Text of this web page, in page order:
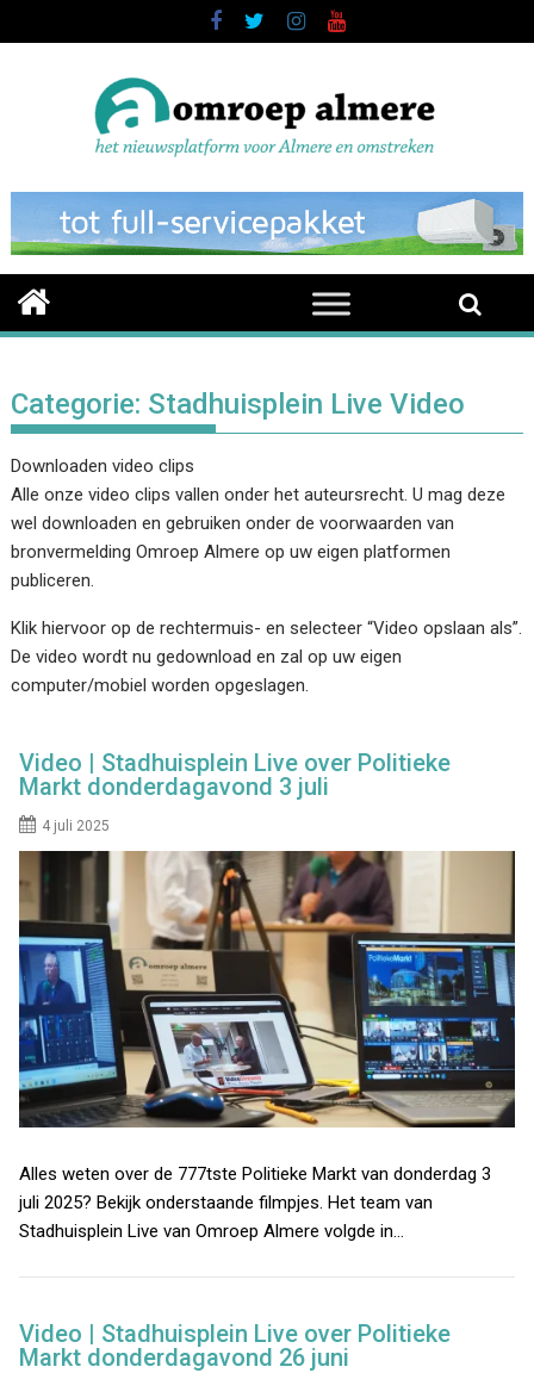
to
Categorie: Stadhuisplein Live Video
Downloaden video clips
Alle onze video clips vallen onder het auteursrecht. U mag deze
wel downloaden en gebruiken onder de voorwaarden van
bronvermelding Omroep Almere op uw eigen platformen
publiceren.
Klik hiervoor op de rechtermuis- en selecteer “Video opslaan als”.
De video wordt nu gedownload en zal op uw eigen
computer/mobiel worden opgeslagen.
Video | Stadhuisplein Live over Politieke
Markt donderdagavond 3 juli
4 juli 2025
Alles weten over de 777tste Politieke Markt van donderdag 3
juli 2025? Bekijk onderstaande filmpjes. Het team van
Stadhuisplein Live van Omroep Almere volgde in…
Video | Stadhuisplein Live over Politieke
Markt donderdagavond 26 juni